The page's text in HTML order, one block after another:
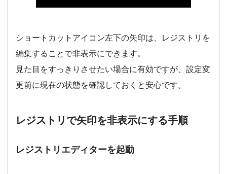
ショートカットアイコン左下の矢印は、レジストリを
編集することで非表示にできます。
見た目をすっきりさせたい場合に有効ですが、設定変
更前に現在の状態を確認しておくと安心です。
レジストリで矢印を非表示にする手順
レジストリエディターを起動